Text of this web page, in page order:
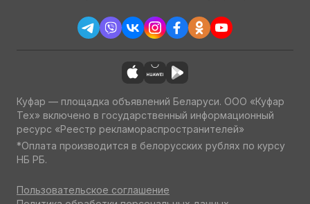
Куфар — площадка объявлений Беларуси. ООО «Куфар
Тех» включено в государственный информационный
ресурс «Реестр рекламораспространителей»
*Оплата производится в белорусских рублях по курсу
НБ РБ.
Пользовательское соглашение